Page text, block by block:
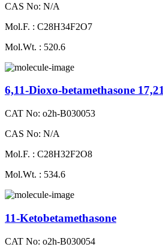
CAS No: N/A
Mol.F. : C28H34F2O7
Mol.Wt. : 520.6
6,11-Dioxo-betamethasone
CAT No: o2h-B030053
CAS No: N/A
Mol.F. : C28H32F2O8
Mol.Wt. : 534.6
11-Ketobetamethasone
CAT No: o2h-B030054